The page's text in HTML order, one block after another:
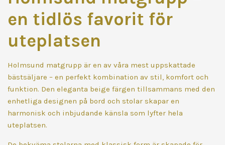
en tidlös favorit för
uteplatsen
Holmsund matgrupp är en av våra mest uppskattade
bästsäljare – en perfekt kombination av stil, komfort och
funktion. Den eleganta beige färgen tillsammans med den
enhetliga designen på bord och stolar skapar en
harmonisk och inbjudande känsla som lyfter hela
uteplatsen.